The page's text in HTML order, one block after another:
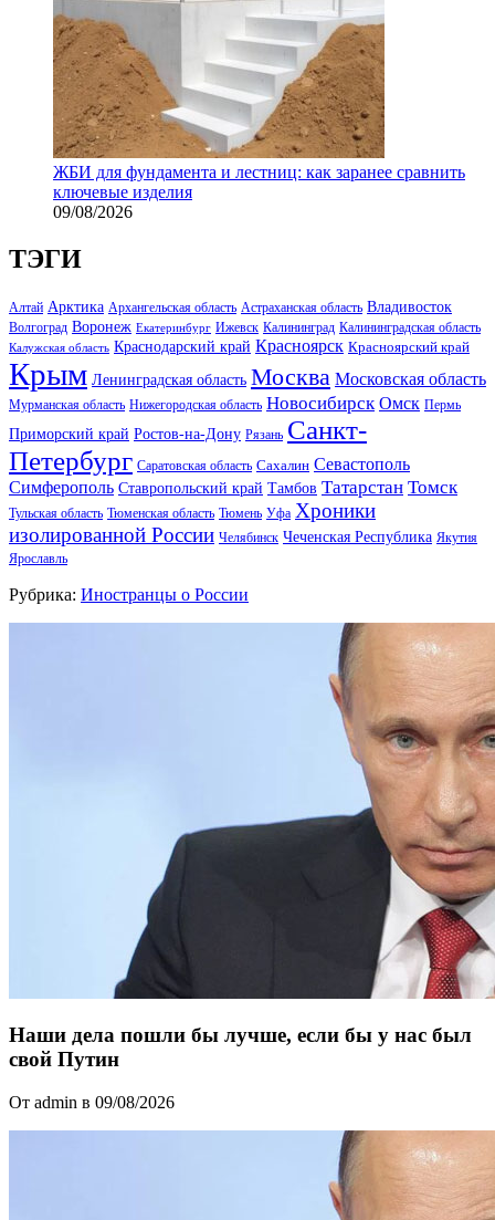
ЖБИ для фундамента и лестниц: как заранее сравнить
ключевые изделия
09/08/2026
ТЭГИ
Алтай Арктика Архангельская область Астраханская область Владивосток
Волгоград Воронеж Екатеринбург Ижевск Калининград Калининградская область
Калужская область Краснодарский край Красноярск Красноярский край
Крым Ленинградская область Москва Московская область
Мурманская область Нижегородская область Новосибирск Омск Пермь
Приморский край Ростов-на-Дону Рязань Санкт-
Петербург Саратовская область Сахалин Севастополь
Симферополь Ставропольский край Тамбов Татарстан Томск
Тульская область Тюменская область Тюмень Уфа Хроники
изолированной России Челябинск Чеченская Республика Якутия
Ярославль
Рубрика: Иностранцы о России
Наши дела пошли бы лучше, если бы у нас был
свой Путин
От admin в 09/08/2026